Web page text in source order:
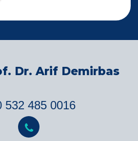
Dr. Arif Demirbas
532 485 0016